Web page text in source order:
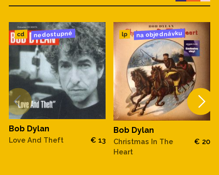
cd nedostupné
Bob Dylan
Love And Theft € 13
lp na objednávku
Bob Dylan
Christmas In The
Heart
€ 20